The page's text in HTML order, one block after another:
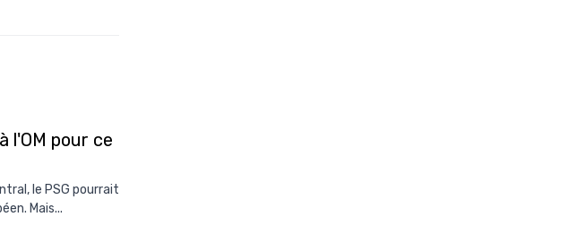
l'OM pour ce
le PSG pourrait
Mais...